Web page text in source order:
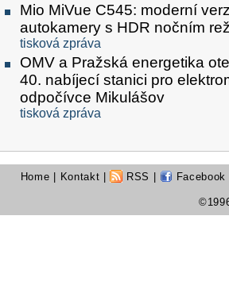
Mio MiVue C545: moderní
autokamery s HDR nočním
tisková zpráva
OMV a Pražská energetika
40. nabíjecí stanici pro
odpočívce Mikulášov
tisková zpráva
Home Kontakt RSS Facebook